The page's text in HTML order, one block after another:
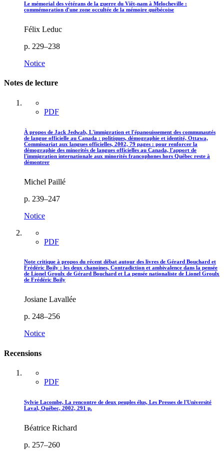
Le mémorial des vétérans de la guerre du Viêt-nam à Melocheville :
commémoration d'une zone occultée de la mémoire québécoise
Félix Leduc
p. 229–238
Notice
Notes de lecture
PDF
À propos de Jack Jedwab, L'immigration et l'épanouissement des communautés
de langue officielle au Canada : politiques, démographie et identité, Ottawa,
Commissariat aux langues officielles, 2002, 79 pages : pour renforcer la
démographie des minorités de langues officielles au Canada, l'apport de
l'immigration internationale aux minorités francophones hors Québec reste à
démontrer
Michel Paillé
p. 239–247
Notice
PDF
Note critique à propos du récent débat autour des livres de Gérard Bouchard et
Frédéric Boily : les deux chanoines, Contradiction et ambivalence dans la pensée
de Lionel Groulx de Gérard Bouchard et La pensée nationaliste de Lionel Groulx
de Frédéric Boily
Josiane Lavallée
p. 248–256
Notice
Recensions
PDF
Sylvie Lacombe, La rencontre de deux peuples élus, Les Presses de l'Université
Laval, Québec, 2002, 291 p.
Béatrice Richard
p. 257–260